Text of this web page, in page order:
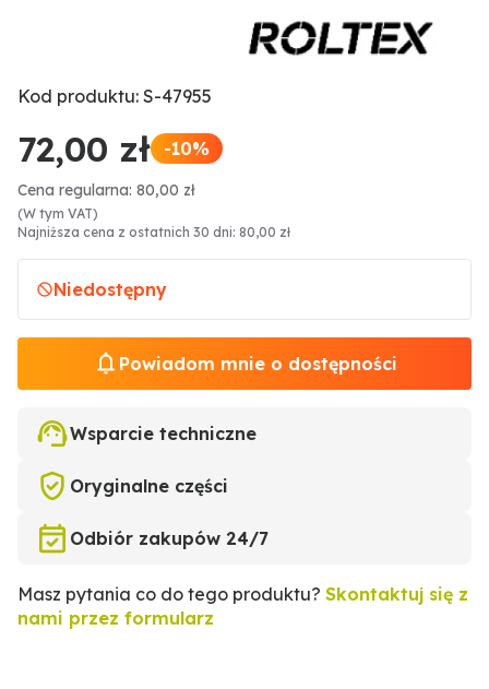
Kod produktu: S-47955
72,00 zł -10%
Cena regularna: 80,00 zł
(W tym VAT)
Najniższa cena z ostatnich 30 dni: 80,00 zł
Niedostępny
Powiadom mnie o dostępności
Wsparcie techniczne
Oryginalne części
Odbiór zakupów 24/7
Masz pytania co do tego produktu? Skontaktuj się z
nami przez formularz